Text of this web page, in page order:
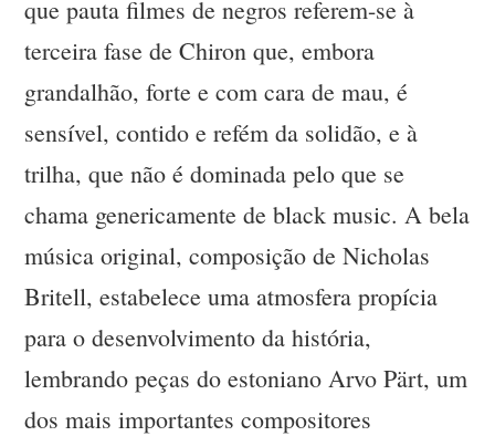
que pauta filmes de negros referem-se à
terceira fase de Chiron que, embora
grandalhão, forte e com cara de mau, é
sensível, contido e refém da solidão, e à
trilha, que não é dominada pelo que se
chama genericamente de black music. A bela
música original, composição de Nicholas
Britell, estabelece uma atmosfera propícia
para o desenvolvimento da história,
lembrando peças do estoniano Arvo Pärt, um
dos mais importantes compositores